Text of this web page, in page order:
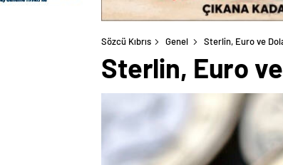
Sözcü Kıbrıs Genel Sterlin, Euro ve
Sterlin, Euro ve